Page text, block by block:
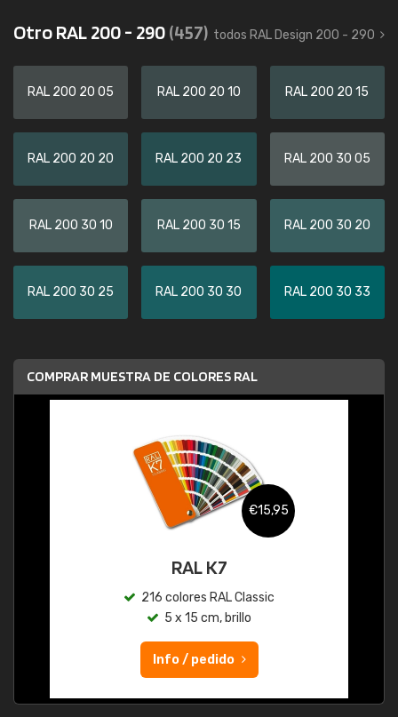
Otro RAL 200 - 290(457) todos RAL Design 200 - 290
RAL 200 20 05 RAL 200 20 10 RAL 200 20 15
RAL 200 20 20 RAL 200 20 23 RAL 200 30 05
RAL 200 30 10 RAL 200 30 15 RAL 200 30 20
RAL 200 30 25 RAL 200 30 30 RAL 200 30 33
COMPRAR MUESTRA DE COLORES RAL
€15,95
RAL K7
216 colores RAL Classic
5 x 15 cm, brillo
Info / pedido